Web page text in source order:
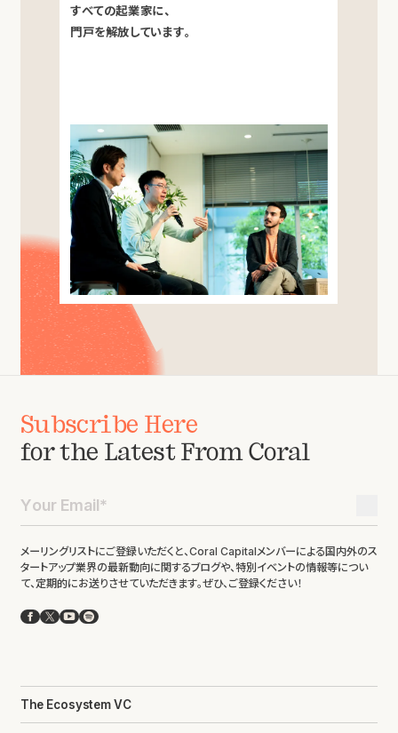
すべての起業家に、
門戸を解放しています。
Subscribe Here
for the Latest From Coral
メーリングリストにご登録いただくと、Coral Capitalメンバーによる国内外のス
タートアップ業界の最新動向に関するブログや、特別イベントの情報等につい
て、定期的にお送りさせていただきます。ぜひ、ご登録ください！
Facebook
X YouTube
Spotify
The Ecosystem VC